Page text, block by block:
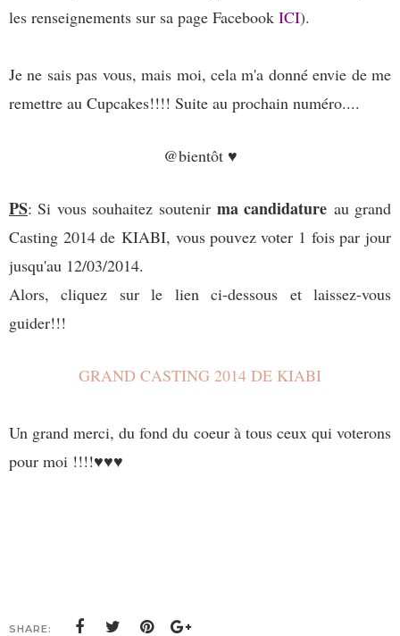
les renseignements sur sa page Facebook ICI).
Je ne sais pas vous, mais moi, cela m'a donné envie de me
remettre au Cupcakes!!!! Suite au prochain numéro....
@bientôt ♥
PS: Si vous souhaitez soutenir ma candidature au grand
Casting 2014 de KIABI, vous pouvez voter 1 fois par jour
jusqu'au 12/03/2014.
Alors, cliquez sur le lien ci-dessous et laissez-vous
guider!!!
GRAND CASTING 2014 DE KIABI
Un grand merci, du fond du coeur à tous ceux qui voterons
pour moi !!!!♥♥♥
SHARE: